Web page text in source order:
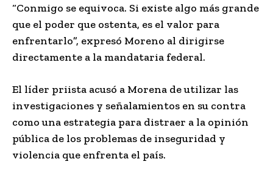
“Conmigo se equivoca. Si existe algo más grande
que el poder que ostenta, es el valor para
enfrentarlo”, expresó Moreno al dirigirse
directamente a la mandataria federal.
El líder priista acusó a Morena de utilizar las
investigaciones y señalamientos en su contra
como una estrategia para distraer a la opinión
pública de los problemas de inseguridad y
violencia que enfrenta el país.